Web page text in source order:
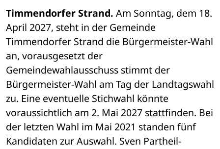
Timmendorfer Strand. Am Sonntag, dem 18.
April 2027, steht in der Gemeinde
Timmendorfer Strand die Bürgermeister-Wahl
an, vorausgesetzt der
Gemeindewahlausschuss stimmt der
Bürgermeister-Wahl am Tag der Landtagswahl
zu. Eine eventuelle Stichwahl könnte
voraussichtlich am 2. Mai 2027 stattfinden. Bei
der letzten Wahl im Mai 2021 standen fünf
Kandidaten zur Auswahl. Sven Partheil-